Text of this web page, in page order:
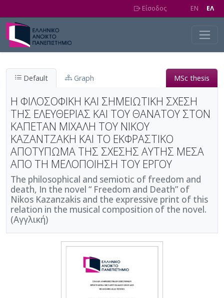
Είσοδος EN EΛ
Default Graph MSc thesis
Η ΦΙΛΟΣΟΦΙΚΗ ΚΑΙ ΣΗΜΕΙΩΤΙΚΗ ΣΧΕΣΗ
ΤΗΣ ΕΛΕΥΘΕΡΙΑΣ ΚΑΙ ΤΟΥ ΘΑΝΑΤΟΥ ΣΤΟΝ
ΚΑΠΕΤΑΝ ΜΙΧΑΛΗ ΤΟΥ ΝΙΚΟΥ
ΚΑΖΑΝΤΖΑΚΗ ΚΑΙ ΤΟ ΕΚΦΡΑΣΤΙΚΟ
ΑΠΟΤΥΠΩΜΑ ΤΗΣ ΣΧΕΣΗΣ ΑΥΤΗΣ ΜΕΣΑ
ΑΠΟ ΤΗ ΜΕΛΟΠΟΙΗΣΗ ΤΟΥ ΕΡΓΟΥ
The philosophical and semiotic of freedom and
death, In the novel “ Freedom and Death” of
Nikos Kazanzakis and the expressive print of this
relation in the musical composition of the novel.
(Αγγλική)